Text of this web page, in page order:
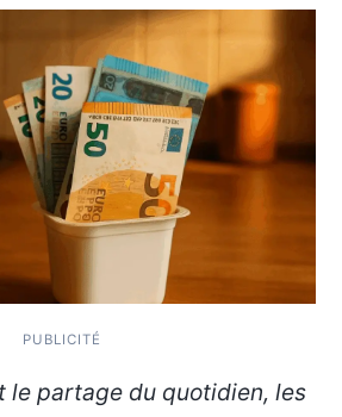
PUBLICITÉ
le partage du quotidien, les